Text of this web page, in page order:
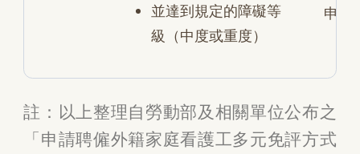
並達到規定的障礙等
級（中度或重度）
申請
註：以上整理自勞動部及相關單位公布之
「申請聘僱外籍家庭看護工多元免評方式